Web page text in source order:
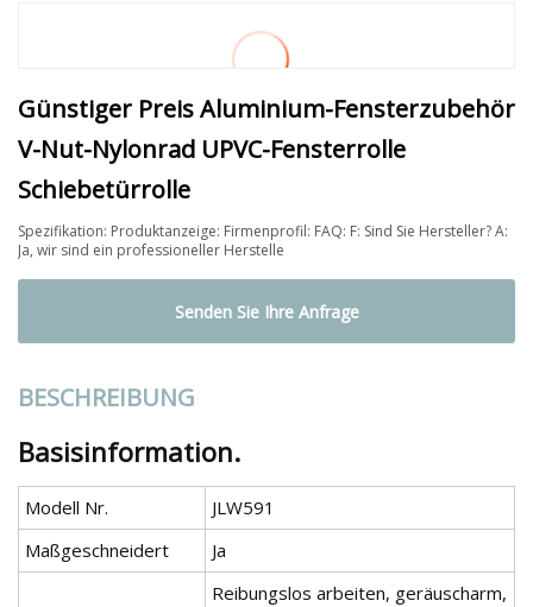
Günstiger Preis Aluminium-Fensterzubehör
V-Nut-Nylonrad UPVC-Fensterrolle
Schiebetürrolle
Spezifikation: Produktanzeige: Firmenprofil: FAQ: F: Sind Sie Hersteller? A:
Ja, wir sind ein professioneller Herstelle
Senden Sie Ihre Anfrage
BESCHREIBUNG
Basisinformation.
Modell Nr.
JLW591
Maßgeschneidert
Ja
Reibungslos arbeiten, geräuscharm,